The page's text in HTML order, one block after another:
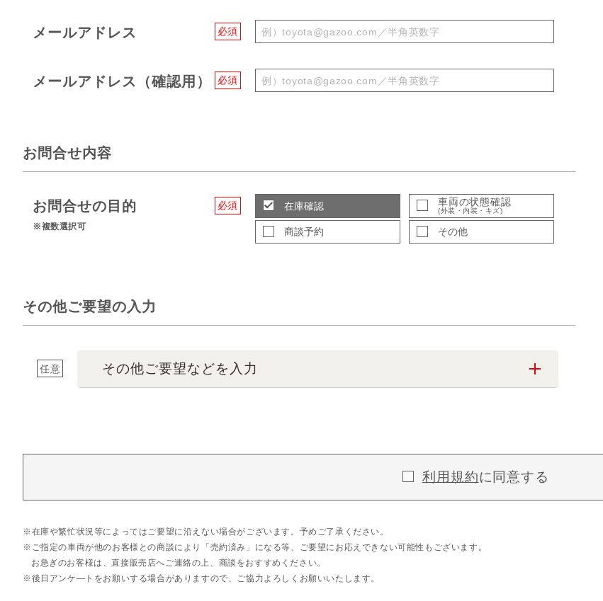
必須
メールアドレス
必須
メールアドレス（確認用）
お問合せ内容
必須
お問合せの目的
※複数選択可
在庫確認 車両の状態確認
(外装・内装・キズ)
商談予約 その他
その他ご要望の入力
任意 その他ご要望などを入力
利用規約に同意する
在庫や繁忙状況等によってはご要望に沿えない場合がございます。予めご了承ください。
ご指定の車両が他のお客様との商談により「売約済み」になる等、ご要望にお応えできない可能性もございます。
お急ぎのお客様は、直接販売店へご連絡の上、商談をおすすめください。
後日アンケ―トをお願いする場合がありますので、ご協力よろしくお願いいたします。